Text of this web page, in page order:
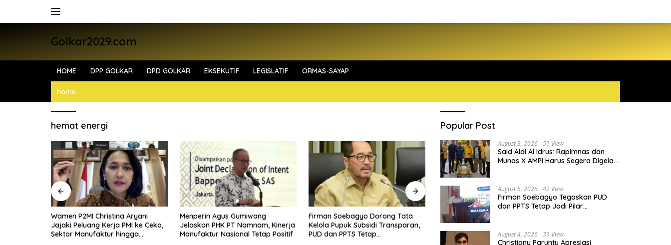
Golkar2029.com
HOME DPP GOLKAR DPD GOLKAR EKSEKUTIF LEGISLATIF ORMAS-SAYAP
home
hemat energi
Wamen P2MI Christina Aryani
Jajaki Peluang Kerja PMI ke Ceko,
Sektor Manufaktur hingga
Menperin Agus Gumiwang
Jelaskan PHK PT Namnam, Kinerja
Manufaktur Nasional Tetap Positif
Firman Soebagyo Dorong Tata
Kelola Pupuk Subsidi Transparan,
PUD dan PPTS Tetap
IDCPC sebagai Instrumen Soft
Power Diplomacy Tiongkok
Bergerak
Popular Post
August 3, 2026 51 View
Said Aldi Al Idrus: Rapimnas dan
Munas X AMPI Harus Segera Digelar
August 6, 2026 42 View
Firman Soebagyo Tegaskan PUD
dan PPTS Tetap Jadi Pilar
August 4, 2026 39 View
Christiany Paruntu Apresiasi